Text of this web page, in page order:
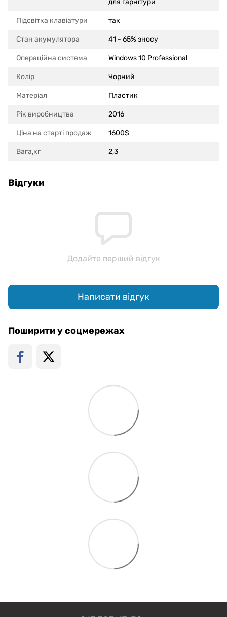
для гарнітури
Підсвітка клавіатури так
Стан акумулятора 41 - 65% зносу
Операційна система Windows 10 Professional
Колір Чорний
Матеріал Пластик
Рік виробництва 2016
Ціна на старті продаж 1600$
Вага,кг 2,3
Відгуки
Додайте перший відгук
Написати відгук
Поширити у соцмережах